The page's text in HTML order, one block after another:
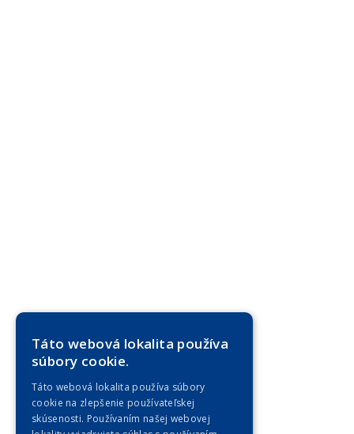
Táto webová lokalita používa
súbory cookie.
Táto webová lokalita používa súbory
cookie na zlepšenie používateľskej
skúsenosti. Používaním našej webovej